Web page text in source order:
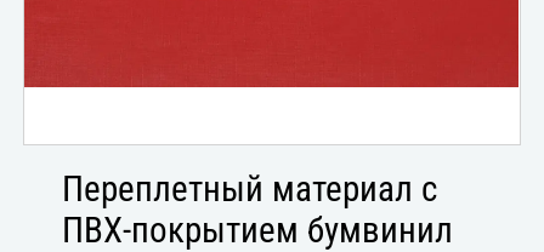
Переплетный материал с
ПВХ-покрытием бумвинил